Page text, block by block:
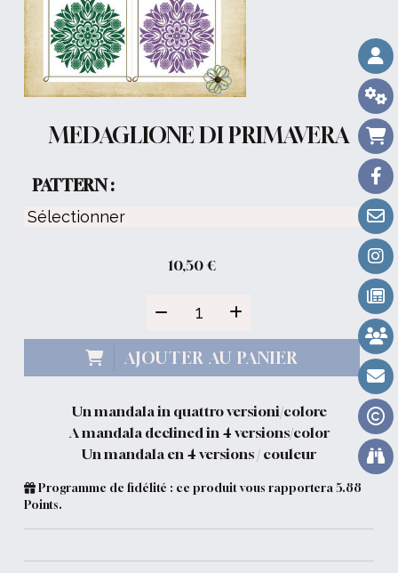
MEDAGLIONE DI PRIMAVERA
PATTERN :
10,50 €
AJOUTER AU PANIER
Un mandala in quattro versioni/colore
A mandala declined in 4 versions/color
Un mandala en 4 versions / couleur
Programme de fidélité : ce produit vous rapportera5.88
Points.